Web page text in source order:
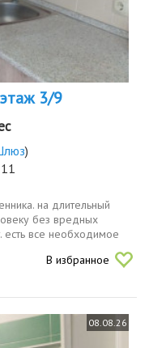
3/9
)
на длительный
без вредных
есть все необходимое
В избранное
08.08.26